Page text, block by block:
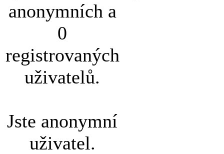
anonymních a
0
registrovaných
uživatelů.
Jste anonymní
uživatel.